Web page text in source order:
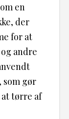
en
der
for at
andre
som gør
tørre af